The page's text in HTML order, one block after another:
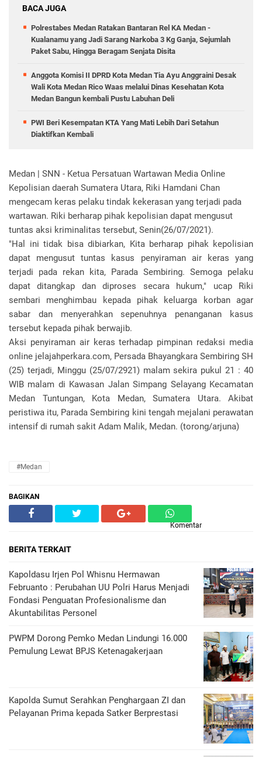
BACA JUGA
Polrestabes Medan Ratakan Bantaran Rel KA Medan -
Kualanamu yang Jadi Sarang Narkoba 3 Kg Ganja, Sejumlah
Paket Sabu, Hingga Beragam Senjata Disita
Anggota Komisi II DPRD Kota Medan Tia Ayu Anggraini Desak
Wali Kota Medan Rico Waas melalui Dinas Kesehatan Kota
Medan Bangun kembali Pustu Labuhan Deli
PWI Beri Kesempatan KTA Yang Mati Lebih Dari Setahun
Diaktifkan Kembali
Medan | SNN - Ketua Persatuan Wartawan Media Online
Kepolisian daerah Sumatera Utara, Riki Hamdani Chan
mengecam keras pelaku tindak kekerasan yang terjadi pada
wartawan. Riki berharap pihak kepolisian dapat mengusut
tuntas aksi kriminalitas tersebut, Senin(26/07/2021).
"Hal ini tidak bisa dibiarkan, Kita berharap pihak kepolisian
dapat mengusut tuntas kasus penyiraman air keras yang
terjadi pada rekan kita, Parada Sembiring. Semoga pelaku
dapat ditangkap dan diproses secara hukum," ucap Riki
sembari menghimbau kepada pihak keluarga korban agar
sabar dan menyerahkan sepenuhnya penanganan kasus
tersebut kepada pihak berwajib.
Aksi penyiraman air keras terhadap pimpinan redaksi media
online jelajahperkara.com, Persada Bhayangkara Sembiring SH
(25) terjadi, Minggu (25/07/2921) malam sekira pukul 21 : 40
WIB malam di Kawasan Jalan Simpang Selayang Kecamatan
Medan Tuntungan, Kota Medan, Sumatera Utara. Akibat
peristiwa itu, Parada Sembiring kini tengah mejalani perawatan
intensif di rumah sakit Adam Malik, Medan. (torong/arjuna)
#Medan
BAGIKAN
Komentar
BERITA TERKAIT
Kapoldasu Irjen Pol Whisnu Hermawan
Februanto : Perubahan UU Polri Harus Menjadi
Fondasi Penguatan Profesionalisme dan
Akuntabilitas Personel
PWPM Dorong Pemko Medan Lindungi 16.000
Pemulung Lewat BPJS Ketenagakerjaan
Kapolda Sumut Serahkan Penghargaan ZI dan
Pelayanan Prima kepada Satker Berprestasi